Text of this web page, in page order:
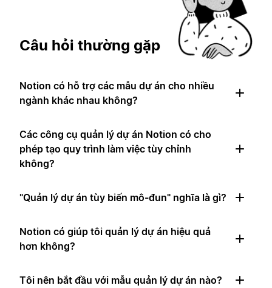
Câu hỏi thường gặp
Notion có hỗ trợ các mẫu dự án cho nhiều
ngành khác nhau không?
Các công cụ quản lý dự án Notion có cho
phép tạo quy trình làm việc tùy chỉnh
không?
"Quản lý dự án tùy biến mô-đun" nghĩa là gì?
Notion có giúp tôi quản lý dự án hiệu quả
hơn không?
Tôi nên bắt đầu với mẫu quản lý dự án nào?